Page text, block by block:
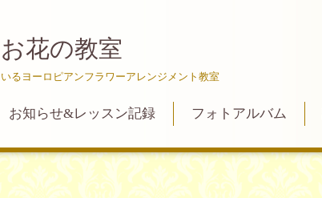
花の教室
るヨーロピアンフラワーアレンジメント教室
お知らせ&レッスン記録 フォトアルバム